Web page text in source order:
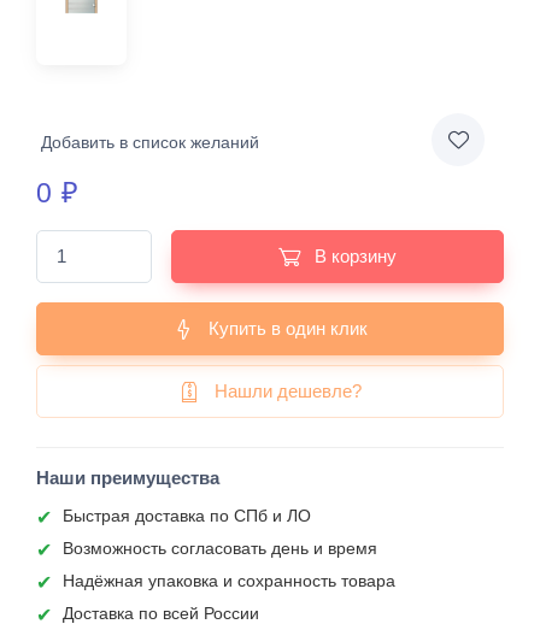
Добавить в список желаний
0 ₽
В корзину
Купить в один клик
Нашли дешевле?
Наши преимущества
Быстрая доставка по СПб и ЛО
Возможность согласовать день и время
Надёжная упаковка и сохранность товара
Доставка по всей России